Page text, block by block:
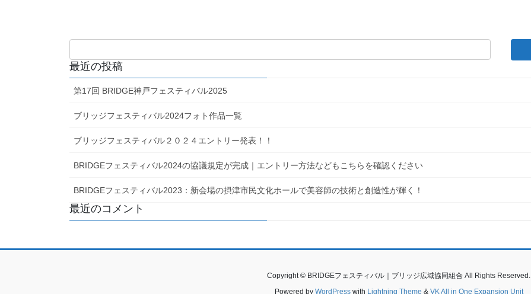
最近の投稿
第17回 BRIDGE神戸フェスティバル2025
ブリッジフェスティバル2024フォト作品一覧
ブリッジフェスティバル２０２４エントリー発表！！
BRIDGEフェスティバル2024の協議規定が完成｜エントリー方法などもこちらを確認ください
BRIDGEフェスティバル2023：新会場の摂津市民文化ホールで美容師の技術と創造性が輝く！
最近のコメント
Copyright © BRIDGEフェスティバル｜ブリッジ広域協同組合 All Rights Reserved.
Powered by WordPresswith Lightning Theme & VK All in One Expansion Unit